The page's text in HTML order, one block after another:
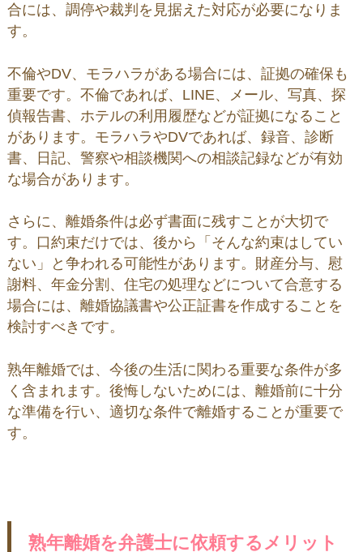
合には、調停や裁判を見据えた対応が必要になりま
す。
不倫やDV、モラハラがある場合には、証拠の確保も
重要です。不倫であれば、LINE、メール、写真、探
偵報告書、ホテルの利用履歴などが証拠になること
があります。モラハラやDVであれば、録音、診断
書、日記、警察や相談機関への相談記録などが有効
な場合があります。
さらに、離婚条件は必ず書面に残すことが大切で
す。口約束だけでは、後から「そんな約束はしてい
ない」と争われる可能性があります。財産分与、慰
謝料、年金分割、住宅の処理などについて合意する
場合には、離婚協議書や公正証書を作成することを
検討すべきです。
熟年離婚では、今後の生活に関わる重要な条件が多
く含まれます。後悔しないためには、離婚前に十分
な準備を行い、適切な条件で離婚することが重要で
す。
熟年離婚を弁護士に依頼するメリット